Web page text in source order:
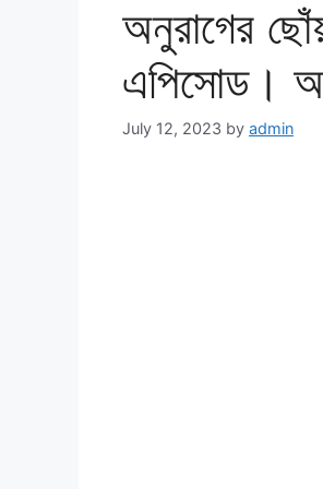
অনুরাগের
এপিসোড।
July 12, 2023 by admin